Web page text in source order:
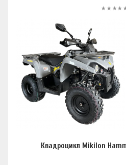
Квадроцикл Mikilon